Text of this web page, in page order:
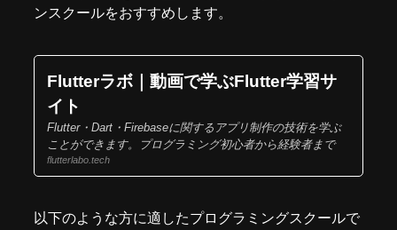
ンスクールをおすすめします。
Flutterラボ｜動画で学ぶFlutter学習サ
イト
Flutter・Dart・Firebaseに関するアプリ制作の技術を学ぶ
ことができます。プログラミング初心者から経験者まで
flutterlabo.tech
以下のような方に適したプログラミングスクールで